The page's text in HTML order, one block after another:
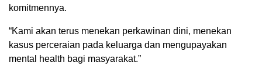
komitmennya.
“Kami akan terus menekan perkawinan dini, menekan
kasus perceraian pada keluarga dan mengupayakan
mental health bagi masyarakat.”